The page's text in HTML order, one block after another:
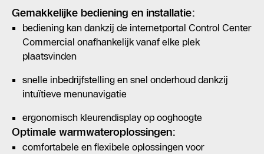
Gemakkelijke bediening en installatie:
bediening kan dankzij de internetportal Control Center
Commercial onafhankelijk vanaf elke plek
plaatsvinden
snelle inbedrijfstelling en snel onderhoud dankzij
intuïtieve menunavigatie
ergonomisch kleurendisplay op ooghoogte
Optimale warmwateroplossingen:
comfortabele en flexibele oplossingen voor